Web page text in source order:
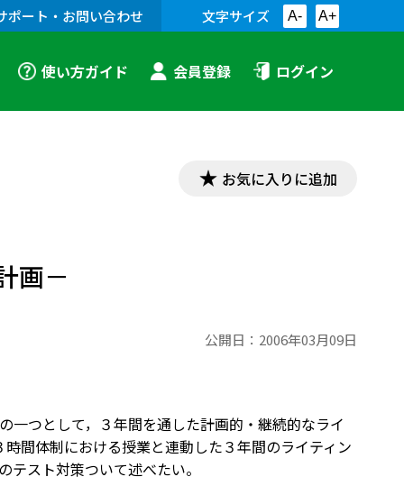
ポート・お問い合わせ 文字サイズ A- A+
使い方ガイド 会員登録 ログイン
お気に入りに追加
画－
公開日： 2006年03月09日
一つとして，３年間を通した計画的・継続的なライ
間体制における授業と連動した３年間のライティン
スト対策ついて述べたい。